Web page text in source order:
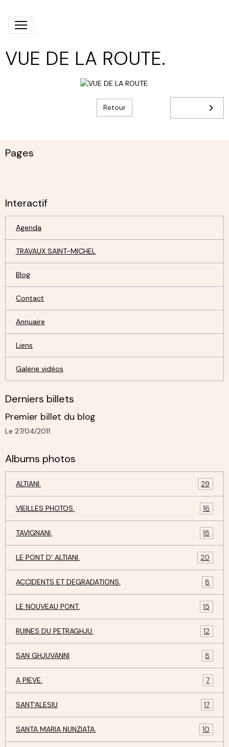
VUE DE LA ROUTE.
Retour
Pages
Interactif
Agenda
TRAVAUX SAINT-MICHEL
Blog
Contact
Annuaire
Liens
Galerie vidéos
Derniers billets
Premier billet du blog
Le 27/04/2011
Albums photos
ALTIANI. 29
VIEILLES PHOTOS. 16
TAVIGNANI. 18
LE PONT D' ALTIANI. 20
ACCIDENTS ET DEGRADATIONS. 8
LE NOUVEAU PONT. 15
RUINES DU PETRAGHJU. 12
SAN GHJUVANNI 8
A PIEVE. 7
SANT'ALESIU 17
SANTA MARIA NUNZIATA. 10